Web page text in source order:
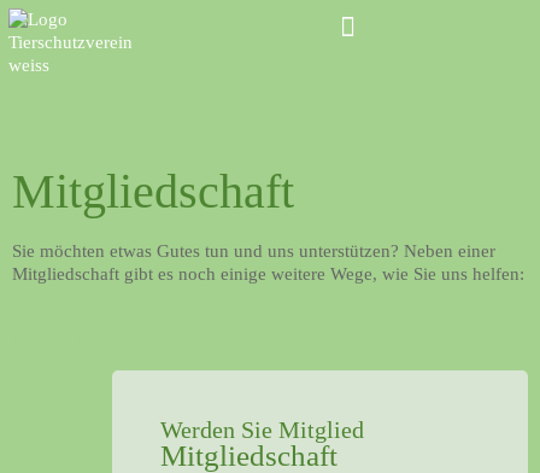
Mitgliedschaft
Sie möchten etwas Gutes tun und uns unterstützen? Neben einer
Mitgliedschaft gibt es noch einige weitere Wege, wie Sie uns helfen:
Werden Sie Mitglied
Mitgliedschaft